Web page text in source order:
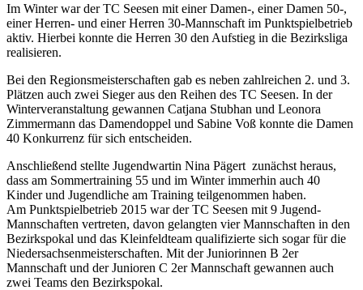
Im Winter war der TC Seesen mit einer Damen-, einer Damen 50-,
einer Herren- und einer Herren 30-Mannschaft im Punktspielbetrieb
aktiv. Hierbei konnte die Herren 30 den Aufstieg in die Bezirksliga
realisieren.
Bei den Regionsmeisterschaften gab es neben zahlreichen 2. und 3.
Plätzen auch zwei Sieger aus den Reihen des TC Seesen. In der
Winterveranstaltung gewannen Catjana Stubhan und Leonora
Zimmermann das Damendoppel und Sabine Voß konnte die Damen
40 Konkurrenz für sich entscheiden.
Anschließend stellte Jugendwartin Nina Pägert zunächst heraus,
dass am Sommertraining 55 und im Winter immerhin auch 40
Kinder und Jugendliche am Training teilgenommen haben.
Am Punktspielbetrieb 2015 war der TC Seesen mit 9 Jugend-
Mannschaften vertreten, davon gelangten vier Mannschaften in den
Bezirkspokal und das Kleinfeldteam qualifizierte sich sogar für die
Niedersachsenmeisterschaften. Mit der Juniorinnen B 2er
Mannschaft und der Junioren C 2er Mannschaft gewannen auch
zwei Teams den Bezirkspokal.